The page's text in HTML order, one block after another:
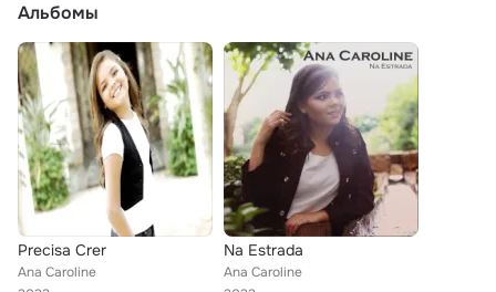
Альбомы
Precisa Crer
Ana Caroline
Na Estrada
Ana Caroline